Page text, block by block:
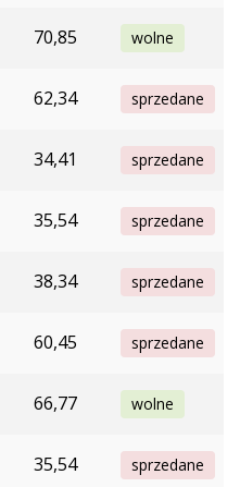
70,85 wolne
62,34 sprzedane
34,41 sprzedane
35,54 sprzedane
38,34 sprzedane
60,45 sprzedane
66,77 wolne
35,54 sprzedane